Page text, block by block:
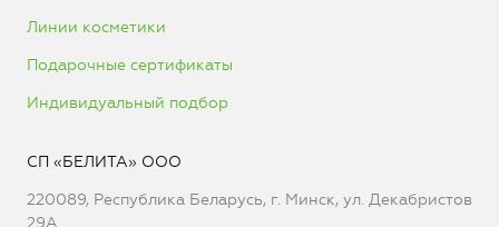
Линии косметики
Подарочные сертификаты
Индивидуальный подбор
СП «БЕЛИТА» ООО
220089, Республика Беларусь, г. Минск, ул. Декабристов
29А